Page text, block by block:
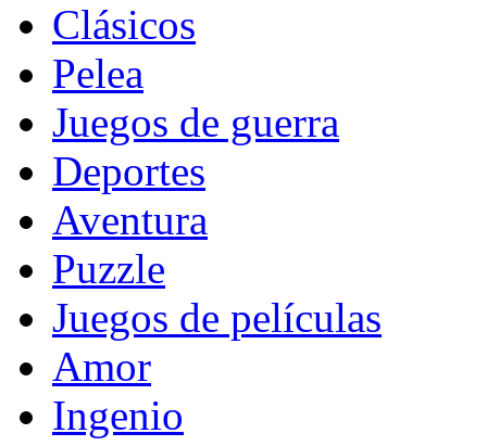
Clásicos
Pelea
Juegos de guerra
Deportes
Aventura
Puzzle
Juegos de películas
Amor
Ingenio